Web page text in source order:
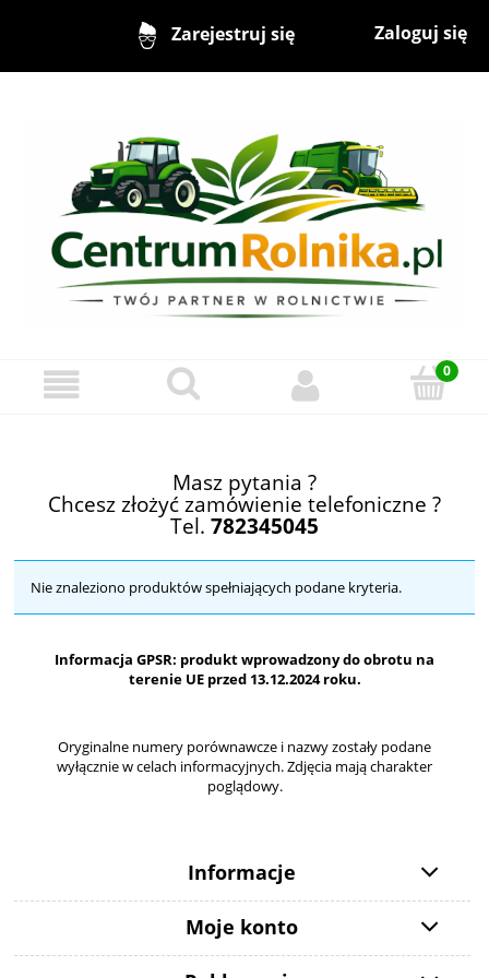
Zarejestruj się Zaloguj się
Masz pytania ?
Chcesz złożyć zamówienie telefoniczne ?
Tel. 782345045
Nie znaleziono produktów spełniających podane kryteria.
Informacja GPSR: produkt wprowadzony do obrotu na
terenie UE przed 13.12.2024 roku.
Oryginalne numery porównawcze i nazwy zostały podane
wyłącznie w celach informacyjnych. Zdjęcia mają charakter
poglądowy.
Informacje
Moje konto